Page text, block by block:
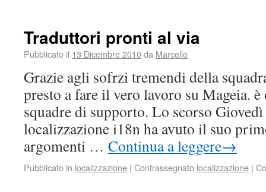
Traduttori pronti al via
Pubblicato il 13 Dicembre 2010da Marcello
Grazie agli sofrzi tremendi della
presto a fare il vero lavoro su Mageia.
squadre di supporto. Lo scorso
localizzazione i18n ha avuto il suo
argomenti … Continua a leggere→
Pubblicato in localizzazione | Contrassegnato localizzazione |